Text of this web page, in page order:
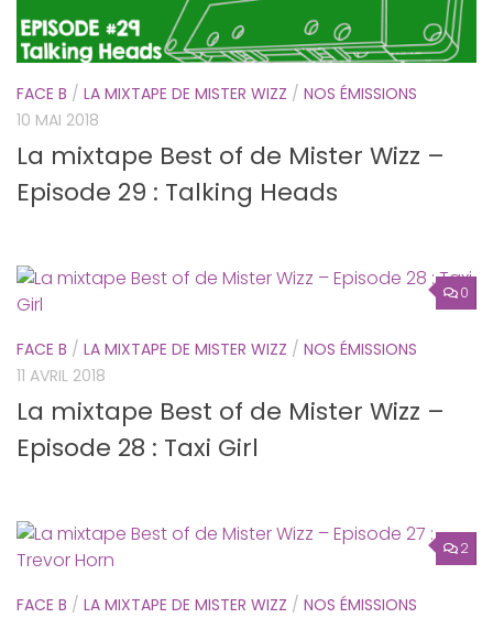
FACE B / LA MIXTAPE DE MISTER WIZZ / NOS ÉMISSIONS
10 MAI 2018
La mixtape Best of de Mister Wizz –
Episode 29 : Talking Heads
0
FACE B / LA MIXTAPE DE MISTER WIZZ / NOS ÉMISSIONS
11 AVRIL 2018
La mixtape Best of de Mister Wizz –
Episode 28 : Taxi Girl
2
FACE B / LA MIXTAPE DE MISTER WIZZ / NOS ÉMISSIONS